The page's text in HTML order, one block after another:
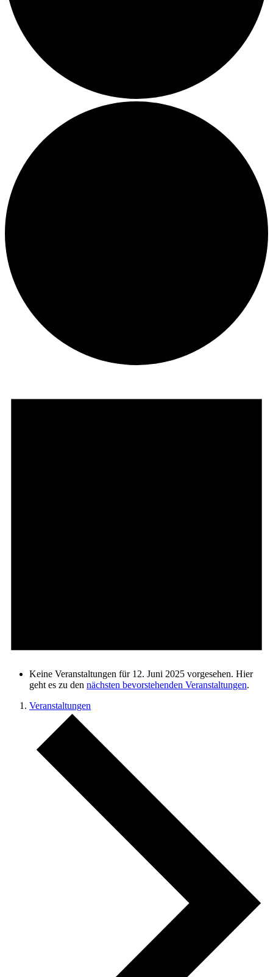
Keine Veranstaltungen für 12. Juni 2025 vorgesehen. Hier
geht es zu den nächsten bevorstehenden Veranstaltungen.
Veranstaltungen